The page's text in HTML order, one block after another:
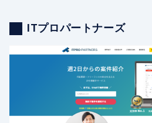
ITプロパートナーズ